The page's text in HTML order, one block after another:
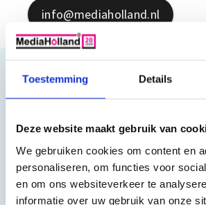
Toestemming Details
Deze website maakt gebruik van
We gebruiken cookies om content en
personaliseren, om functies voor
en om ons websiteverkeer te
informatie over uw gebruik van onze
info@mediaholland.nl
Productomschrijving
De kwaliteit van de MediaHolland
uitmuntend, geen verschil met de
Capaciteit: 20.000 pagina's